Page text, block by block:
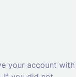
your account with